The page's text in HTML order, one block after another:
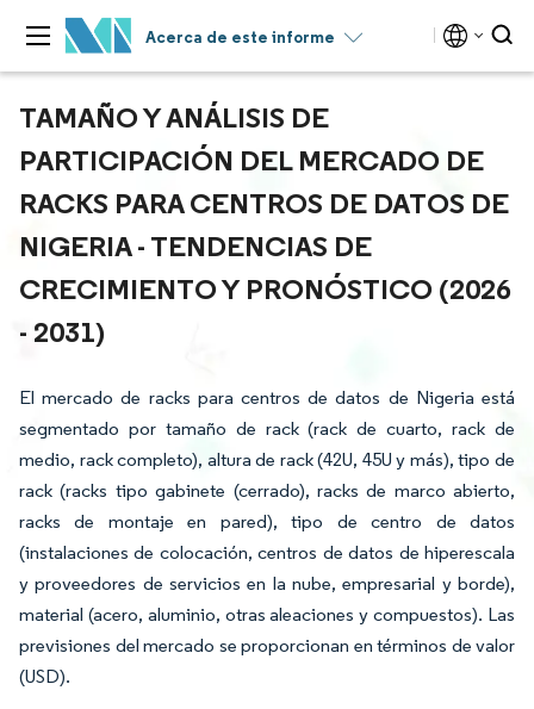
Acerca de este informe
TAMAÑO Y ANÁLISIS DE
PARTICIPACIÓN DEL MERCADO DE
RACKS PARA CENTROS DE DATOS DE
NIGERIA - TENDENCIAS DE
CRECIMIENTO Y PRONÓSTICO (2026
- 2031)
El mercado de racks para centros de datos de Nigeria está
segmentado por tamaño de rack (rack de cuarto, rack de
medio, rack completo), altura de rack (42U, 45U y más), tipo de
rack (racks tipo gabinete (cerrado), racks de marco abierto,
racks de montaje en pared), tipo de centro de datos
(instalaciones de colocación, centros de datos de hiperescala
y proveedores de servicios en la nube, empresarial y borde),
material (acero, aluminio, otras aleaciones y compuestos). Las
previsiones del mercado se proporcionan en términos de valor
(USD).